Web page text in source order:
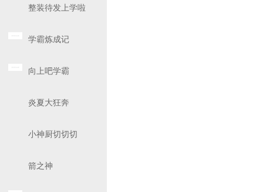
整装待发上学啦
学霸炼成记
向上吧学霸
炎夏大狂奔
小神厨切切切
箭之神